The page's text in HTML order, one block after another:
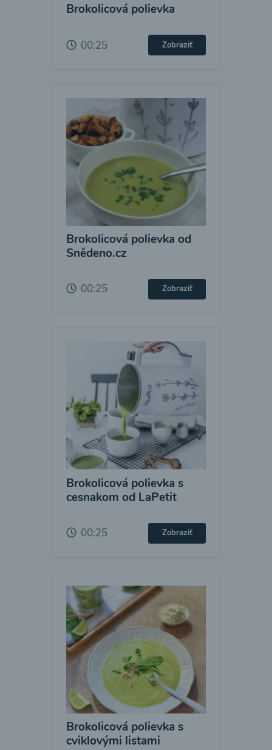
Brokolicová polievka
00:25 Zobraziť
Brokolicová polievka od
Snědeno.cz
00:25 Zobraziť
Brokolicová polievka s
cesnakom od LaPetit
00:25 Zobraziť
Brokolicová polievka s
cviklovými listami